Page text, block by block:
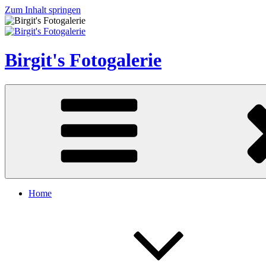
Zum Inhalt springen
Birgit's Fotogalerie
Home